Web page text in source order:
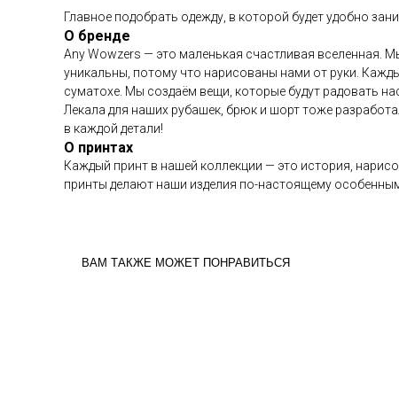
Главное подобрать одежду, в которой будет удобно
О бренде
Any Wowzers — это маленькая счастливая вселенная.
уникальны, потому что нарисованы нами от руки.
суматохе. Мы создаём вещи, которые будут радовать
Лекала для наших рубашек, брюк и шорт тоже
в каждой детали!
О принтах
Каждый принт в нашей коллекции — это история,
принты делают наши изделия по-настоящему
ВАМ ТАКЖЕ МОЖЕТ ПОНРАВИТЬСЯ